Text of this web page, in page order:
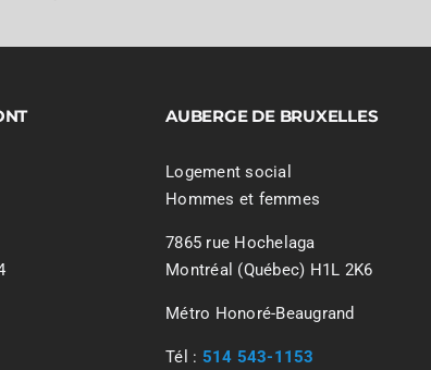
AUBERGE DE BRUXELLES
Logement social
Hommes et femmes
7865 rue Hochelaga
Montréal (Québec) H1L 2K6
Métro Honoré-Beaugrand
Tél : 514 543-1153